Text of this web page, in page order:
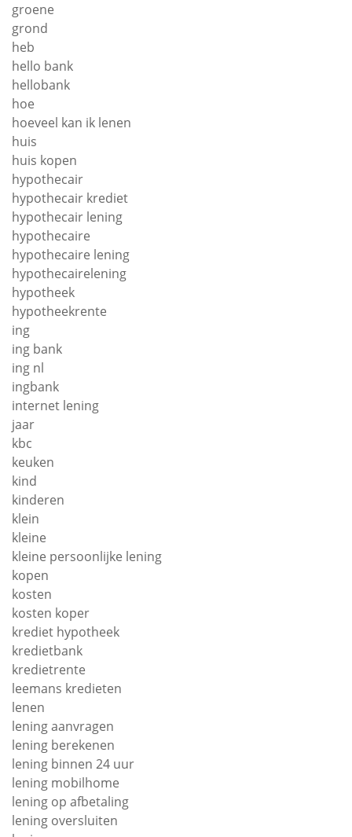
groene
grond
heb
hello bank
hellobank
hoe
hoeveel kan ik lenen
huis
huis kopen
hypothecair
hypothecair krediet
hypothecair lening
hypothecaire
hypothecaire lening
hypothecairelening
hypotheek
hypotheekrente
ing
ing bank
ing nl
ingbank
internet lening
jaar
kbc
keuken
kind
kinderen
klein
kleine
kleine persoonlijke lening
kopen
kosten
kosten koper
krediet hypotheek
kredietbank
kredietrente
leemans kredieten
lenen
lening aanvragen
lening berekenen
lening binnen 24 uur
lening mobilhome
lening op afbetaling
lening oversluiten